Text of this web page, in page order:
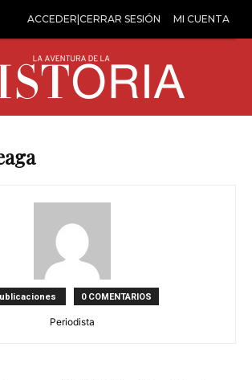
ACCEDER|CERRAR SESIÓN MI CUENTA
0 COMENTARIOS
Periodista